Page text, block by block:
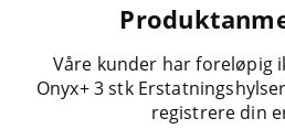
Våre kunder har foreløpig
Onyx+ 3 stk
registrere din